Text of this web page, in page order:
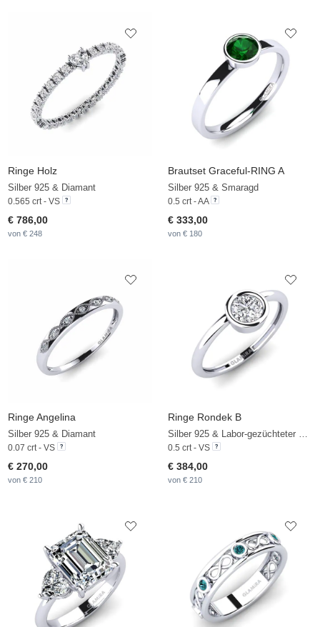
Ringe Holz
Silber 925 & Diamant
0.565 crt - VS
€ 786,00
von € 248
Brautset Graceful-RING A
Silber 925 & Smaragd
0.5 crt - AA
€ 333,00
von € 180
Ringe Angelina
Silber 925 & Diamant
0.07 crt - VS
€ 270,00
von € 210
Ringe Rondek B
Silber 925 & Labor-gezüchteter Diamant
0.5 crt - VS
€ 384,00
von € 210